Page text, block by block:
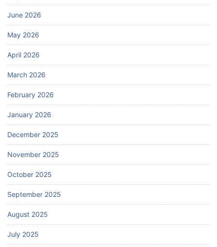
June 2026
May 2026
April 2026
March 2026
February 2026
January 2026
December 2025
November 2025
October 2025
September 2025
August 2025
July 2025